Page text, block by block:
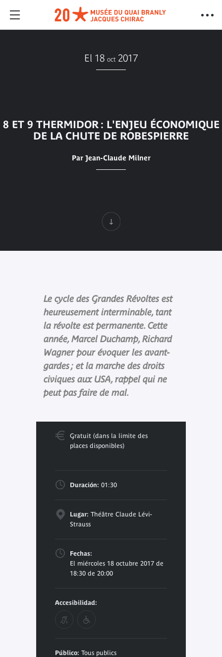
El 18 oct 2017
8 ET 9 THERMIDOR : L'ENJEU ÉCONOMIQUE
DE LA CHUTE DE ROBESPIERRE
Par Jean-Claude Milner
Le cycle des Grandes Révoltes est
heureusement interminable, tant
la révolte est permanente. Cette
année, Marcel Duchamp, Richard
Wagner pour évoquer les avant-
gardes ; et la marche des droits
civiques aux USA, rappel qui ne
peut pas faire de mal.
Gratuit (dans la limite des
places disponibles)
Duración: 01:30
Lugar: Théâtre Claude Lévi-
Strauss
Fechas:
El miércoles 18 octubre 2017 de
18:30 de 20:00
Accesibilidad:
Público: Tous publics